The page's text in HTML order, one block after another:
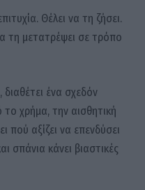
Θέλει να τη ζήσει.
τη μετατρέψει σε τρόπο
ένα σχεδόν
χρήμα, την αισθητική
πού αξίζει να επενδύσει
σπάνια κάνει βιαστικές